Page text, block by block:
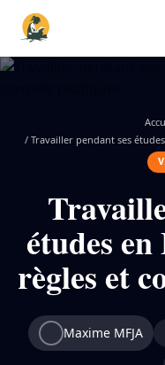
/ Travailler pendant ses
études
règles et
Maxime MFJA